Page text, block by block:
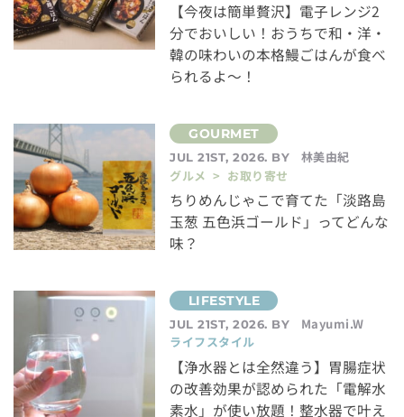
【今夜は簡単贅沢】電子レンジ2
分でおいしい！おうちで和・洋・
韓の味わいの本格鰻ごはんが食べ
られるよ～！
JUL 21ST, 2026. BY
林美由紀
グルメ > お取り寄せ
ちりめんじゃこで育てた「淡路島
玉葱 五色浜ゴールド」ってどんな
味？
JUL 21ST, 2026. BY
Mayumi.W
ライフスタイル
【浄水器とは全然違う】胃腸症状
の改善効果が認められた「電解水
素水」が使い放題！整水器で叶え